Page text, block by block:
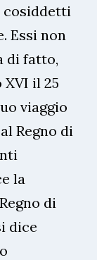
cosiddetti
Essi non
di fatto,
il 25
viaggio
Regno di
la
di
dice